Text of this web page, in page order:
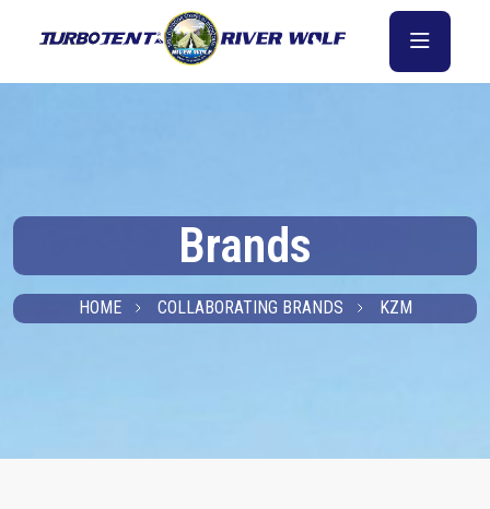
Brands
HOME COLLABORATING BRANDS KZM